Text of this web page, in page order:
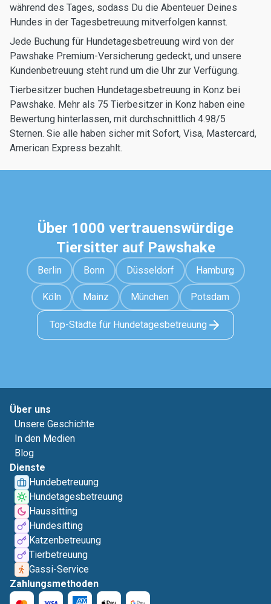
während des Tages, sodass Du die Abenteuer Deines
Hundes in der Tagesbetreuung mitverfolgen kannst.
Jede Buchung für Hundetagesbetreuung wird von der
Pawshake Premium-Versicherung gedeckt, und unsere
Kundenbetreuung steht rund um die Uhr zur Verfügung.
Tierbesitzer buchen Hundetagesbetreuung in Konz bei
Pawshake. Mehr als 75 Tierbesitzer in Konz haben eine
Bewertung hinterlassen, mit durchschnittlich 4.98/5
Sternen. Sie alle haben sicher mit Sofort, Visa, Mastercard,
American Express bezahlt.
Über 1000 vertrauenswürdige
Tiersitter auf Pawshake
Berlin Bonn Düsseldorf Hamburg
Köln Mainz München Potsdam
Top-Städte für Hundetagesbetreuung
Über uns
Unsere Geschichte
In den Medien
Blog
Dienste
Hundebetreuung
Hundetagesbetreuung
Haussitting
Hundesitting
Katzenbetreuung
Tierbetreuung
Gassi-Service
Zahlungsmethoden